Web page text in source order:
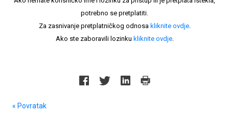
potrebno se pretplatiti.
Za zasnivanje pretplatničkog odnosa kliknite ovdje.
Ako ste zaboravili lozinku kliknite ovdje.
« Povratak